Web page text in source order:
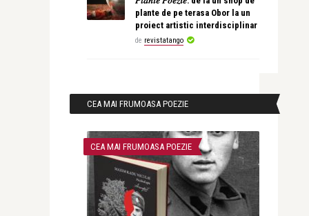
plante de pe terasa Obor la un
proiect artistic interdisciplinar
de revistatango
CEA MAI FRUMOASA POEZIE
CEA MAI FRUMOASA POEZIE